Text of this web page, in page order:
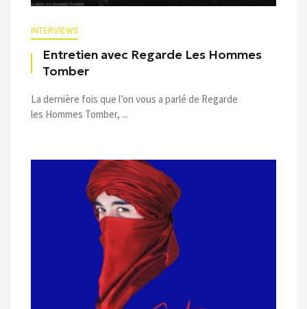
INTERVIEWS
Entretien avec Regarde Les Hommes
Tomber
La dernière fois que l’on vous a parlé de Regarde
les Hommes Tomber, ...